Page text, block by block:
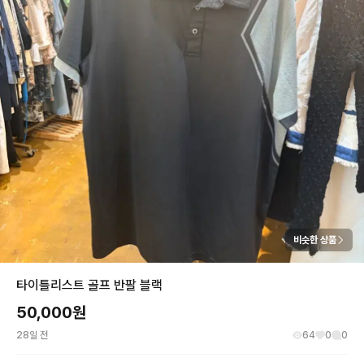
비슷한 상품
타이틀리스트 골프 반팔 블랙
50,000원
28일 전 64 0 0